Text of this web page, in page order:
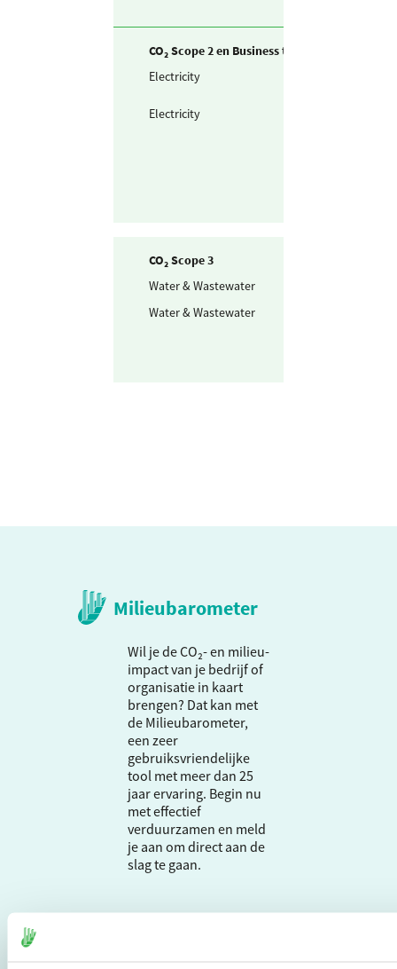
CO₂ Scope 2 en Business travel
Electricity
Electricity
CO₂ Scope 3
Water & Wastewater
Water & Wastewater
Milieubarometer
Wil je de CO₂- en milieu-
impact van je bedrijf of
organisatie in kaart
brengen? Dat kan met
de Milieubarometer,
een zeer
gebruiksvriendelijke
tool met meer dan 25
jaar ervaring. Begin nu
met effectief
verduurzamen en meld
je aan om direct aan de
slag te gaan.